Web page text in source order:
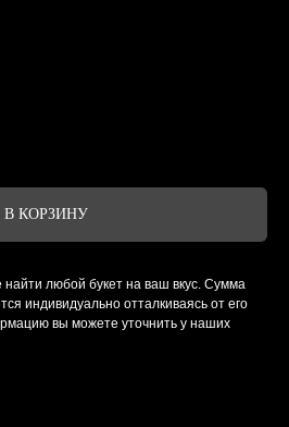
В КОРЗИНУ
любой букет на ваш вкус. Сумма
индивидуально отталкиваясь от его
вы можете уточнить у наших